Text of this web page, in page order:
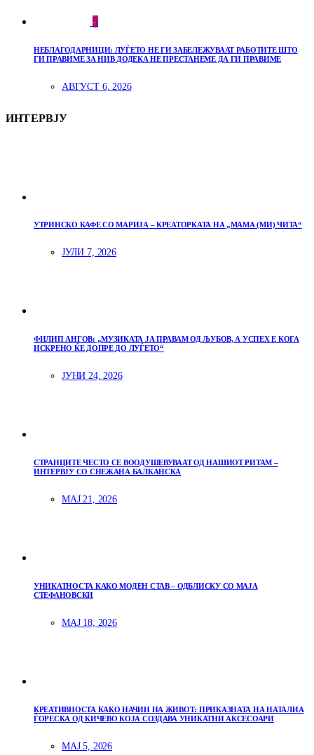
5
НЕБЛАГОДАРНИЦИ: ЛУЃЕТО НЕ ГИ ЗАБЕЛЕЖУВААТ РАБОТИТЕ ШТО
ГИ ПРАВИМЕ ЗА НИВ ДОДЕКА НЕ ПРЕСТАНЕМЕ ДА ГИ ПРАВИМЕ
АВГУСТ 6, 2026
ИНТЕРВЈУ
УТРИНСКО КАФЕ СО МАРИЈА – КРЕАТОРКАТА НА „МАМА (МИ) ЧИТА“
ЈУЛИ 7, 2026
ФИЛИП АНГОВ: „МУЗИКАТА ЈА ПРАВАМ ОД ЉУБОВ, А УСПЕХ Е КОГА
ИСКРЕНО ЌЕ ДОПРЕ ДО ЛУЃЕТО“
ЈУНИ 24, 2026
СТРАНЦИТЕ ЧЕСТО СЕ ВООДУШЕВУВААТ ОД НАШИОТ РИТАМ –
ИНТЕРВЈУ СО СНЕЖАНА БАЛКАНСКА
МАЈ 21, 2026
УНИКАТНОСТА КАКО МОДЕН СТАВ – ОДБЛИСКУ СО МАЈА
СТЕФАНОВСКИ
МАЈ 18, 2026
КРЕАТИВНОСТА КАКО НАЧИН НА ЖИВОТ: ПРИКАЗНАТА НА НАТАЛИА
ЃОРЕСКА ОД КИЧЕВО КОЈА СОЗДАВА УНИКАТНИ АКСЕСОАРИ
МАЈ 5, 2026